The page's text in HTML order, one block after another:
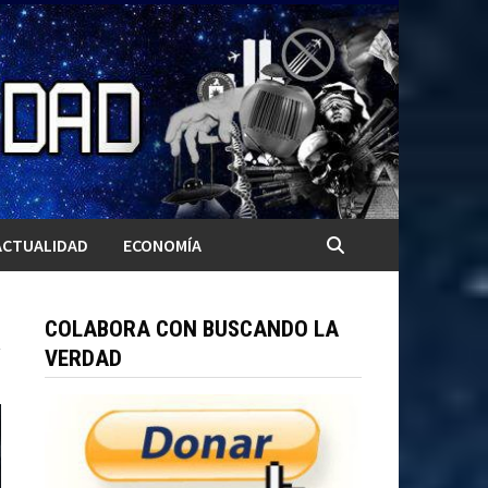
ECONOMÍA
COLABORA CON BUSCANDO LA
VERDAD